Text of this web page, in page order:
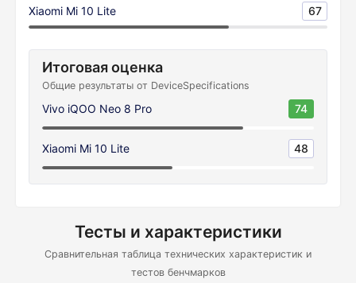
Xiaomi Mi 10 Lite 67
Итоговая оценка
Общие результаты от DeviceSpecifications
Vivo iQOO Neo 8 Pro 74
Xiaomi Mi 10 Lite 48
Тесты и характеристики
Сравнительная таблица технических характеристик и
тестов бенчмарков